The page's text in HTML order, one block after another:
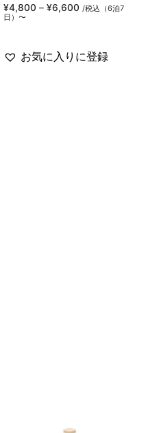
¥4,800 – ¥6,600 価
格
¥6,600
/税込（6泊7
日）〜
お気に入りに登録